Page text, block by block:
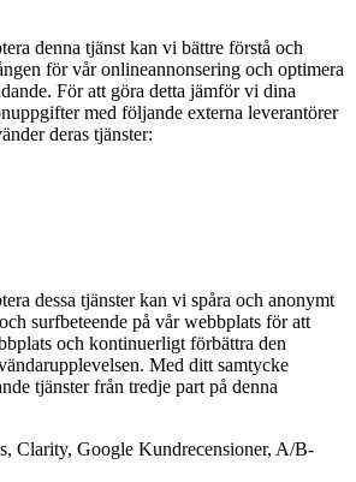
denna tjänst kan vi bättre förstå och
för vår onlineannonsering och optimera
För att göra detta jämför vi dina
med följande externa leverantörer
deras tjänster:
dessa tjänster kan vi spåra och anonymt
surfbeteende på vår webbplats för att
och kontinuerligt förbättra den
Med ditt samtycke
tjänster från tredje part på denna
Clarity, Google Kundrecensioner, A/B-